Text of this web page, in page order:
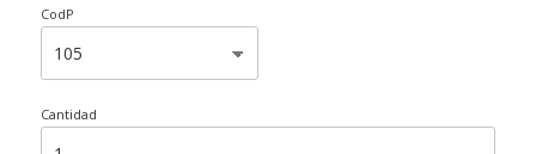
CodP
Cantidad